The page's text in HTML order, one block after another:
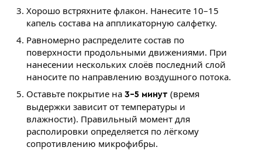
Хорошо встряхните флакон. Нанесите 10–15
капель состава на аппликаторную салфетку.
Равномерно распределите состав по
поверхности продольными движениями. При
нанесении нескольких слоёв последний слой
наносите по направлению воздушного потока.
Оставьте покрытие на 3–5 минут (время
выдержки зависит от температуры и
влажности). Правильный момент для
располировки определяется по лёгкому
сопротивлению микрофибры.